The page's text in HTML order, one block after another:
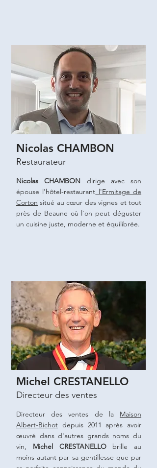
Nicolas CHAMBON
Nicolas CHAMBON dirige avec son
épouse l'hôtel-restaurant l'Ermitage de
Corton situé au cœur des vignes et tout
près de Beaune où l'on peut déguster
un cuisine juste, moderne et équilibrée.
Restaurateur
Directeur des ventes de la Maison
Albert-Bichot depuis 2011 après avoir
œuvré dans d'autres grands noms du
vin, Michel CRESTANELLObrille au
moins autant par sa gentillesse que par
Michel CRESTANELLO
Directeur des ventes